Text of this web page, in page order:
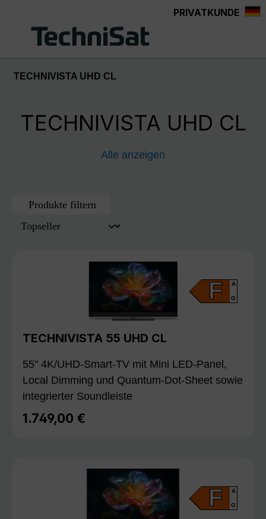
PRIVATKUNDE
TECHNIVISTA UHD CL
TECHNIVISTA UHD CL
Alle anzeigen
Produkte filtern
F A
G
TECHNIVISTA 55 UHD CL
55" 4K/UHD-Smart-TV mit Mini LED-Panel,
Local Dimming und Quantum-Dot-Sheet sowie
integrierter Soundleiste
Regulärer Preis:
1.749,00 €
F A
G